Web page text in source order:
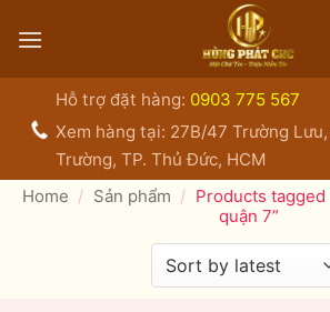
qua
Hỗ trợ đặt hàng: 0903 775 567
Xem hàng tại: 27B/47 Trường
Trường, TP. Thủ Đức, HCM
Home / Sản phẩm / Products
quận 7”